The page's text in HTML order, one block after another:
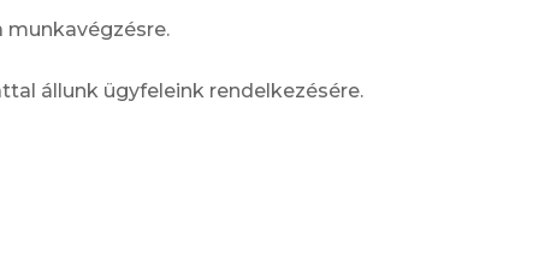
állunk ügyfeleink rendelkezésére.